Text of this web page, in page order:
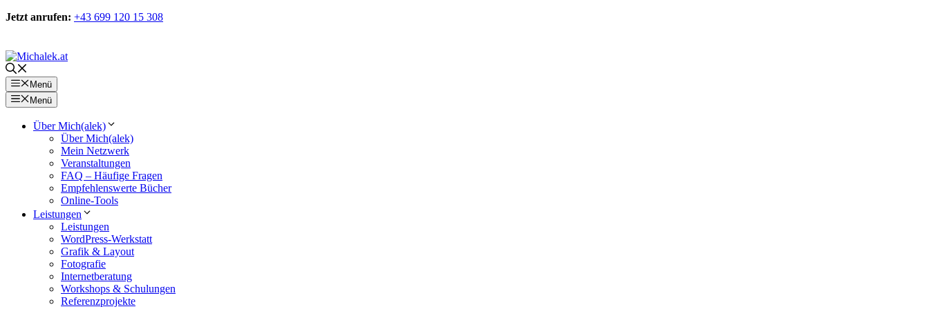
Zum
Jetzt anrufen: +43 699 120 15 308
Menü
Menü
Über Mich(alek)
Über Mich(alek)
Mein Netzwerk
Veranstaltungen
FAQ – Häufige Fragen
Empfehlenswerte Bücher
Online-Tools
Leistungen
Leistungen
WordPress-Werkstatt
Grafik & Layout
Fotografie
Internetberatung
Workshops & Schulungen
Referenzprojekte